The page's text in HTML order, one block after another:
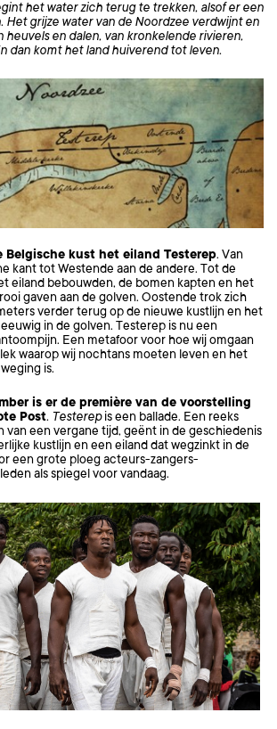
het water zich terug te trekken, alsof er een
Het grijze water van de Noordzee verdwijnt en
heuvels en dalen, van kronkelende rivieren,
dan komt het land huiverend tot leven.
Belgische kust het eiland Testerep. Van
kant tot Westende aan de andere. Tot de
eiland bebouwden, de bomen kapten en het
gaven aan de golven. Oostende trok zich
verder terug op de nieuwe kustlijn en het
in de golven. Testerep is nu een
Een metafoor voor hoe wij omgaan
waarop wij nochtans moeten leven en het
is.
is er de première van de voorstelling
Post. Testerepis een ballade. Een reeks
van een vergane tijd, geënt in de geschiedenis
kustlijn en een eiland dat wegzinkt in de
een grote ploeg acteurs-zangers-
als spiegel voor vandaag.